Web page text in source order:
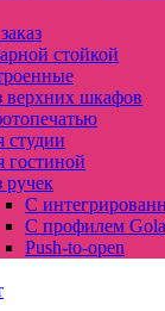
стойкой
верхних шкафов
студии
гостиной
ручек
С
С профилем Gola
Push-to-open